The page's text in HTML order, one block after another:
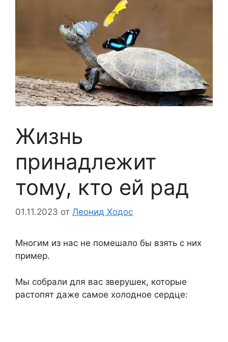
Жизнь
принадлежит
тому, кто ей рад
01.11.2023 от Леонид Ходос
Многим из нас не помешало бы взять с них
пример.
Мы собрали для вас зверушек, которые
растопят даже самое холодное сердце: